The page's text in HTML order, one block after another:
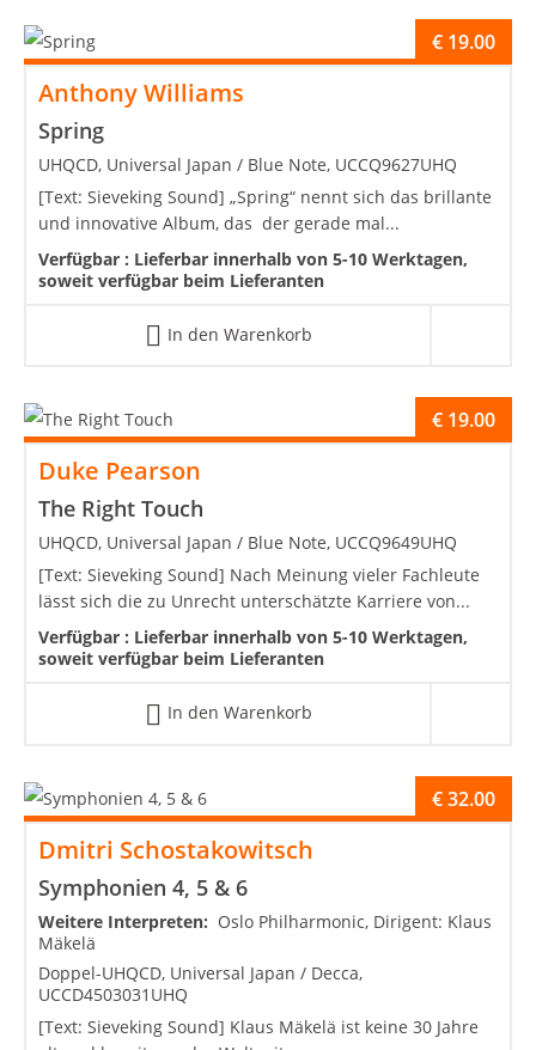
Anthony Williams
Spring
€ 19.00
UHQCD, Universal Japan / Blue Note, UCCQ9627UHQ
[Text: Sieveking Sound] „Spring“ nennt sich das brillante
und innovative Album, das der gerade mal...
Verfügbar : Lieferbar innerhalb von 5-10 Werktagen,
soweit verfügbar beim Lieferanten
In den Warenkorb
Duke Pearson
The Right Touch
€ 19.00
UHQCD, Universal Japan / Blue Note, UCCQ9649UHQ
[Text: Sieveking Sound] Nach Meinung vieler Fachleute
lässt sich die zu Unrecht unterschätzte Karriere von...
Verfügbar : Lieferbar innerhalb von 5-10 Werktagen,
soweit verfügbar beim Lieferanten
In den Warenkorb
Dmitri Schostakowitsch
Symphonien 4, 5 & 6
€32.00
Weitere Interpreten: Oslo Philharmonic, Dirigent: Klaus
Mäkelä
Doppel-UHQCD, Universal Japan / Decca,
UCCD4503031UHQ
[Text: Sieveking Sound] Klaus Mäkelä ist keine 30 Jahre